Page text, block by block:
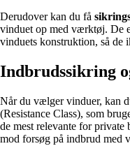
Derudover kan du få
vinduet op med værktøj. De
vinduets konstruktion, så de
Indbrudssikring
Når du vælger vinduer, kan
(Resistance Class), som
de mest relevante for private
mod forsøg på indbrud med